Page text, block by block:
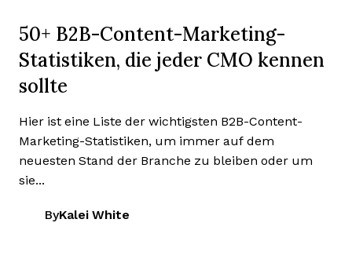
50+ B2B-Content-Marketing-
Statistiken, die jeder CMO kennen
sollte
Hier ist eine Liste der wichtigsten B2B-Content-
Marketing-Statistiken, um immer auf dem
neuesten Stand der Branche zu bleiben oder um
sie...
ByKalei White